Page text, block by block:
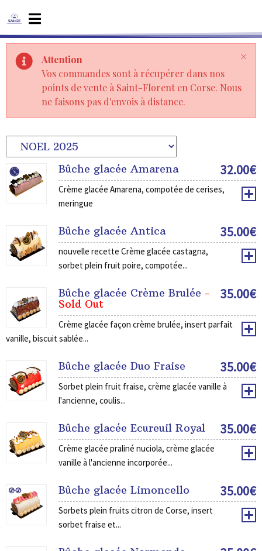
Attention
Vos commandes sont à récupérer dans nos
points de vente à Saint-Florent en Corse. Nous
ne faisons pas d'envois à distance.
×
Bûche glacée Amarena 32.00€
Crème glacée Amarena, compotée de cerises,
meringue
Bûche glacée Antica 35.00€
nouvelle recette Crème glacée castagna,
sorbet plein fruit poire, compotée...
Bûche glacée Crème Brulée -
Sold Out
35.00€
Crème glacée façon crème brulée, insert parfait
vanille, biscuit sablée...
Bûche glacée Duo Fraise 35.00€
Sorbet plein fruit fraise, crème glacée vanille à
l'ancienne, coulis...
Bûche glacée Ecureuil Royal 35.00€
Crème glacée praliné nuciola, crème glacée
vanille à l'ancienne incorporée...
Bûche glacée Limoncello 35.00€
Sorbets plein fruits citron de Corse, insert
sorbet fraise et...